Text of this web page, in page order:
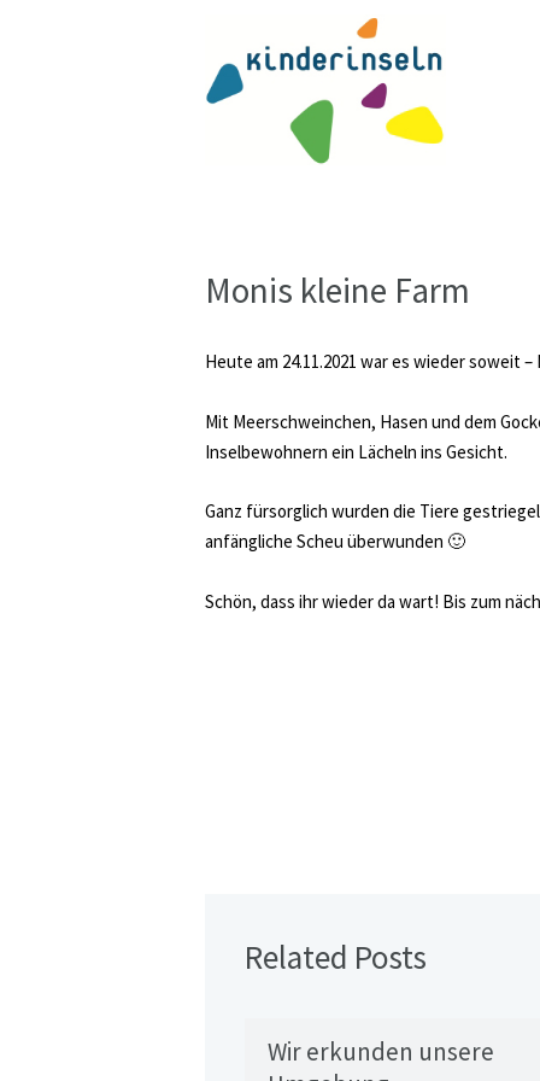
Monis kleine Farm
Heute am 24.11.2021 war es wieder soweit
Mit Meerschweinchen, Hasen und dem
Inselbewohnern ein Lächeln ins Gesicht.
Ganz fürsorglich wurden die Tiere
anfängliche Scheu überwunden 🙂
Schön, dass ihr wieder da wart! Bis zum
Related Posts
Wir erkunden unsere